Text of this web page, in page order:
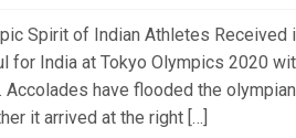
Spirit of Indian Athletes Received
for India at Tokyo Olympics 2020
have flooded the
it arrived at the right […]